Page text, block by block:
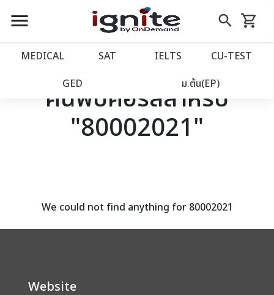
close
account_balance หน้าแรก
เว็บไซต์อิกไนท์
โปรโมชั่น
assignment ลงทะเบียน
menu search
Skip
to
shopping_cart
รถเข็น
MEDICAL SAT IELTS CU‑TEST
GED ม.ต้น(EP)
ค้นพบคอร์สสำหรับ
"80002021"
We could not find anything for 80002021
Website